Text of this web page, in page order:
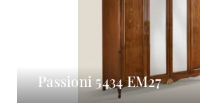
Passioni 5434 EM27